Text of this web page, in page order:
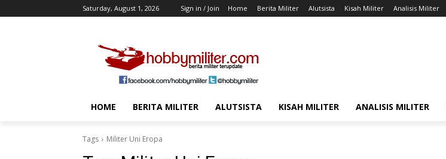
Saturday, August 1, 2026 Sign in / Join Home Berita Militer Alutsista Kisah Militer Analisis Militer
HOME BERITA MILITER ALUTSISTA KISAH MILITER ANALISIS MILITER
Tags Militer Uni Eropa